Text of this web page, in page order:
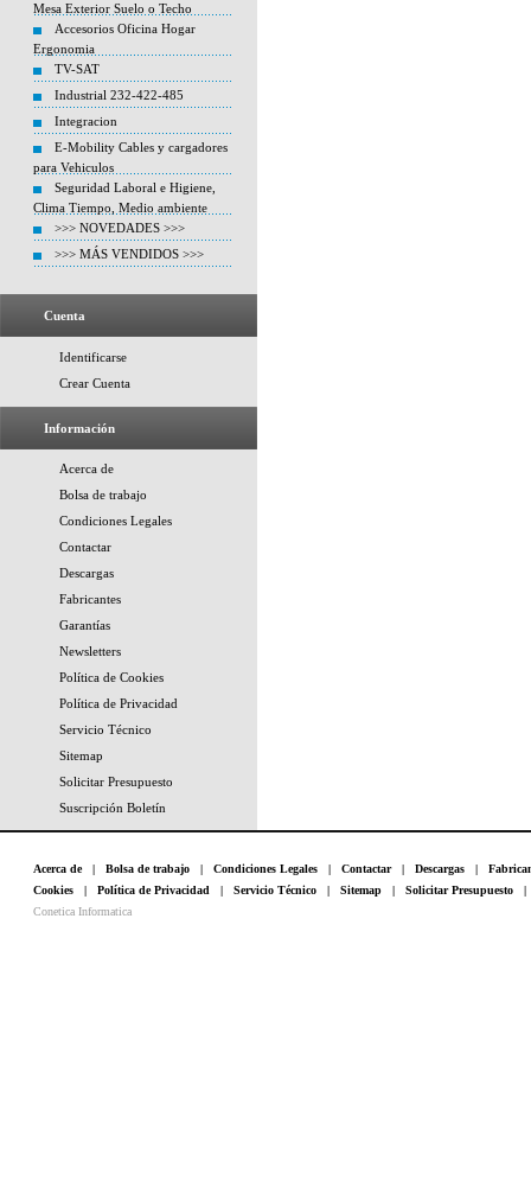
Mesa Exterior Suelo o Techo
Accesorios Oficina Hogar
Ergonomia
TV-SAT
Industrial 232-422-485
Integracion
E-Mobility Cables y cargadores
para Vehiculos
Seguridad Laboral e Higiene,
Clima Tiempo, Medio ambiente
>>> NOVEDADES >>>
>>> MÁS VENDIDOS >>>
Cuenta
Identificarse
Crear Cuenta
Información
Acerca de
Bolsa de trabajo
Condiciones Legales
Contactar
Descargas
Fabricantes
Garantías
Newsletters
Política de Cookies
Política de Privacidad
Servicio Técnico
Sitemap
Solicitar Presupuesto
Suscripción Boletín
Acerca de| Bolsa de trabajo | Condiciones Legales | Contactar| Descargas |
Cookies | Política de Privacidad | Servicio Técnico | Sitemap | Solicitar Presupuesto
Conetica Informatica